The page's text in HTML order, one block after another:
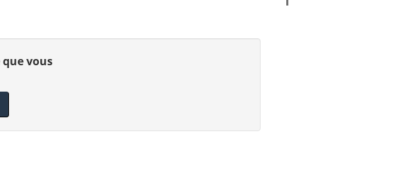
vous